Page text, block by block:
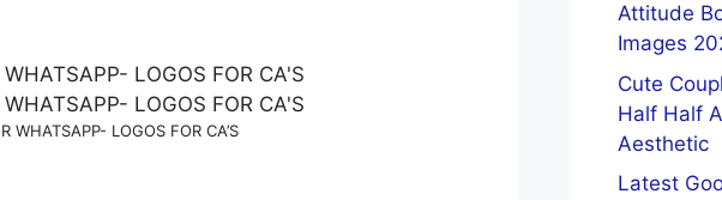
WHATSAPP- LOGOS FOR CA’S
Attitude
Images
Cute
Half Half
Aesthetic
Latest